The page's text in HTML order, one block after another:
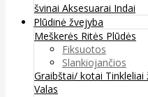
švinai Aksesuarai Indai
Plūdinė žvejyba
Meškerės Ritės Plūdės
Fiksuotos
Slankiojančios
Graibštai/ kotai
Valas